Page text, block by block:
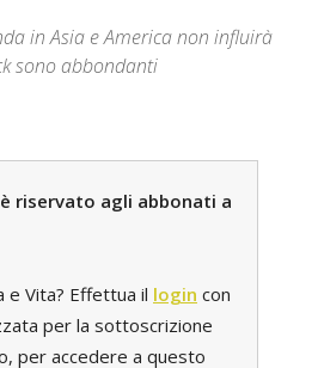
in Asia e America non influirà
sono abbondanti
riservato agli abbonati a
e Vita? Effettua il login con
per la sottoscrizione
per accedere a questo